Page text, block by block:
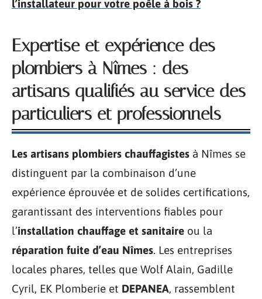
l’installateur pour votre poêle à bois ?
Expertise et expérience des
plombiers à Nîmes : des
artisans qualifiés au service des
particuliers et professionnels
Les artisans plombiers chauffagistes à Nîmes se
distinguent par la combinaison d’une
expérience éprouvée et de solides certifications,
garantissant des interventions fiables pour
l’installation chauffage et sanitaire ou la
réparation fuite d’eau Nîmes. Les entreprises
locales phares, telles que Wolf Alain, Gadille
Cyril, EK Plomberie et DEPANEA, rassemblent